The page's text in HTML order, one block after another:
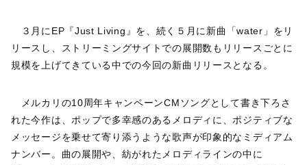
３月にEP『Just Living』を、続く５月に新曲「water」をリ
リースし、ストリーミングサイトでの展開数もリリースごとに
規模を上げてきている中での今回の新曲リリースとなる。
メルカリの10周年キャンペーンCMソングとして書き下ろさ
れた今作は、ポップで多幸感のあるメロディに、ポジティブな
メッセージを乗せて寄り添うような歌声が印象的なミディアム
ナンバー。曲の展開や、紡がれたメロディラインの中に